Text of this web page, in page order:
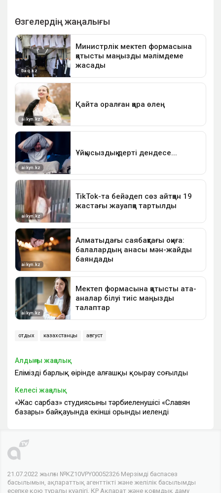
отдых казахстанцы август
Алдыңғы жаңалық
Еліміздің барлық өңірінде алғашқы қоңырау соғылды
Келесі жаңалық
«Жас сарбаз» студиясының тәрбиеленушісі «Славян
базары» байқауында екінші орынды иеленді
21.07.2022 жылғы №KZ10VPY00052326 Мерзімді баспасөз
басылымын, ақпараттық агенттікті және желілік басылымды
есепке қою туралы куәлігі, ҚР Ақпарат және қоғамдық даму